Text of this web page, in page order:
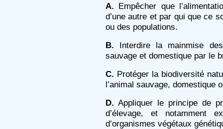
A. Empêcher que
d’une autre et par qui que ce
ou des populations.
B. Interdire la mainmise
sauvage et domestique par le
C. Protéger la biodiversité
l’animal sauvage, domestique
D. Appliquer le principe de
d’élevage, et notamment
d’organismes végétaux